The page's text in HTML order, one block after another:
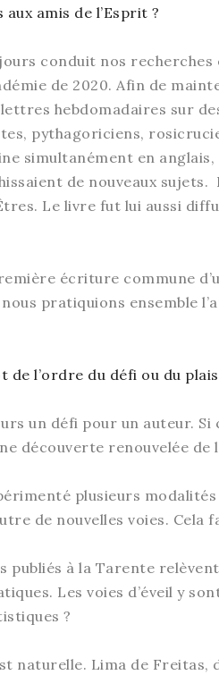
amis de l’Esprit ?
conduit nos
de 2020. Afin de
hebdomadaires sur
pythagoriciens,
simultanément en
de nouveaux
Le livre fut lui aussi
écriture commune
pratiquions ensemble
de l’ordre du défi ou du
un défi pour un auteur. Si
découverte renouvelée de
plusieurs
de nouvelles voies. Cela
publiés à la Tarente
Les voies d’éveil y
?
naturelle. Lima de